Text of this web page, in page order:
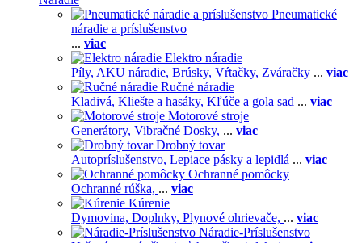
Pneumatické
náradie a príslušenstvo
... viac
Elektro náradie
Píly, AKU náradie, Brúsky, Vŕtačky, Zváračky ... viac
Ručné náradie
Kladivá, Kliešte a hasáky, Kľúče a gola sad ... viac
Motorové stroje
Generátory, Vibračné Dosky, ... viac
Drobný tovar
Autopríslušenstvo, Lepiace pásky a lepidlá ... viac
Ochranné pomôcky
Ochranné rúška, ... viac
Kúrenie
Dymovina, Doplnky, Plynové ohrievače, ... viac
Náradie-Príslušenstvo